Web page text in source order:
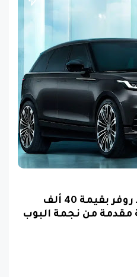
مسابقة ربح سيارة لاند روفر بقيمة 40 ألف
مقدمة من نجمة البوب